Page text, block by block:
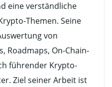
eine verständliche
Themen. Seine
von
Roadmaps, On-Chain-
führender Krypto-
Ziel seiner Arbeit ist